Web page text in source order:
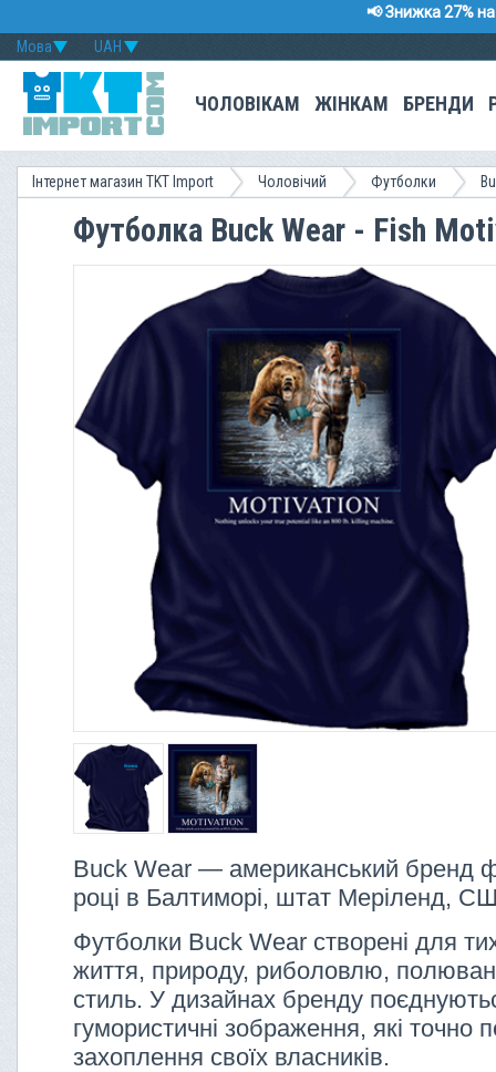
📢 Знижка 27%
UAH
Мова
ЧОЛОВІКАМ ЖІНКАМ БРЕНДИ
Інтернет магазин TKT Import Чоловічий Футболки
Футболка Buck Wear - Fish
Buck Wear — американський бренд
році в Балтиморі, штат Меріленд,
Футболки Buck Wear створені для
життя, природу, риболовлю,
стиль. У дизайнах бренду
гумористичні зображення, які точно
захоплення своїх власників.